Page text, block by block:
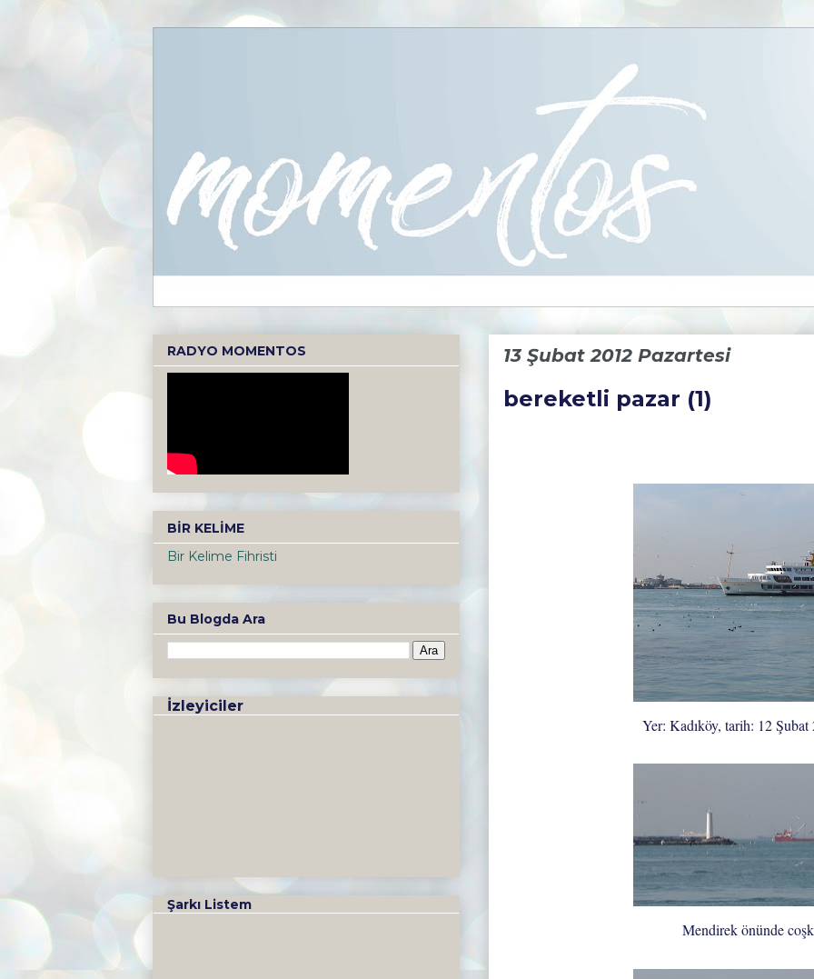
13 Şubat 2012 Pazartesi
bereketli pazar (1)
Yer: Kadıköy, tarih: 12
Mendirek önünde
RADYO MOMENTOS
BİR KELİME
Bir Kelime Fihristi
Bu Blogda Ara
İzleyiciler
Şarkı Listem